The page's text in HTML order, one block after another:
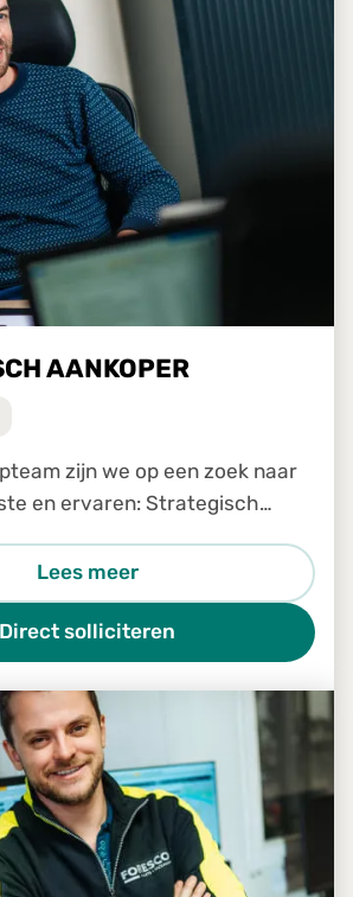
AANKOPER
zoek naar
en ervaren: Strategisch
Lees meer
Direct solliciteren